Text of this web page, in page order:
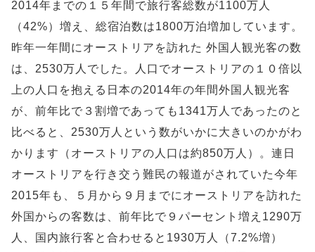
2014年までの１５年間で旅行客総数が1100万人
（42%）増え、総宿泊数は1800万泊増加しています。
昨年一年間にオーストリアを訪れた 外国人観光客の数
は、2530万人でした。人口でオーストリアの１０倍以
上の人口を抱える日本の2014年の年間外国人観光客
が、前年比で３割増であっても1341万人であったのと
比べると、2530万人という数がいかに大きいのかがわ
かります（オーストリアの人口は約850万人）。連日
オーストリアを行き交う難民の報道がされていた今年
2015年も、５月から９月までにオーストリアを訪れた
外国からの客数は、前年比で９パーセント増え1290万
人、国内旅行客と合わせると1930万人（7.2%増）